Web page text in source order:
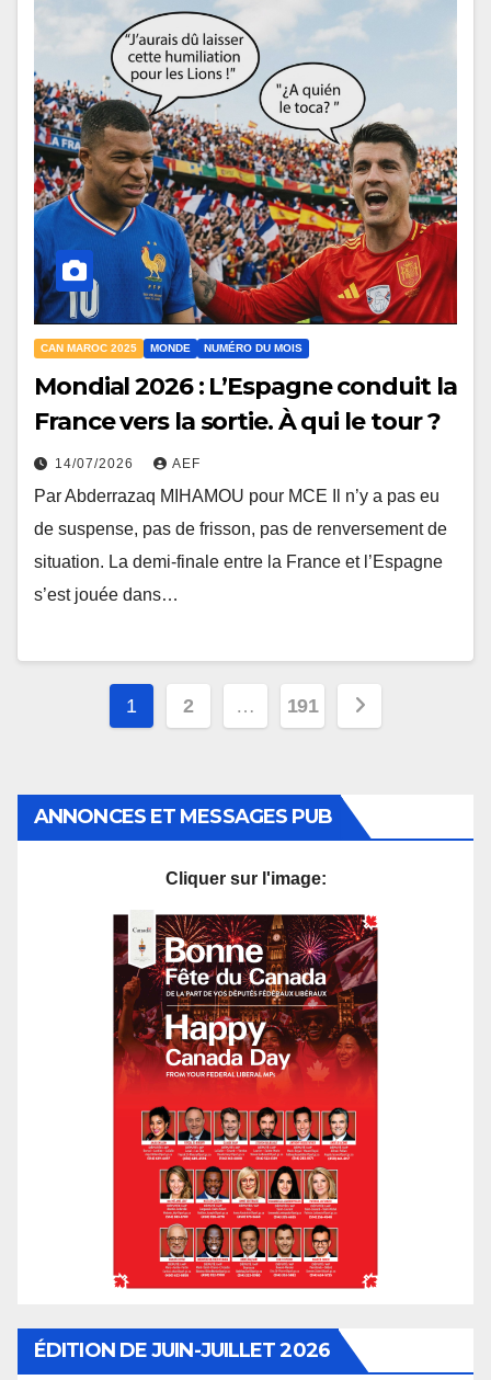
CAN MAROC 2025 MONDE NUMÉRO DU MOIS
Mondial 2026 : L’Espagne conduit la
France vers la sortie. À qui le tour ?
14/07/2026 AEF
Par Abderrazaq MIHAMOU pour MCE Il n’y a pas eu
de suspense, pas de frisson, pas de renversement de
situation. La demi-finale entre la France et l’Espagne
s’est jouée dans…
Pagination
publications
1 2 … 191
ANNONCES ET MESSAGES PUB
Cliquer sur l'image:
ÉDITION DE JUIN-JUILLET 2026